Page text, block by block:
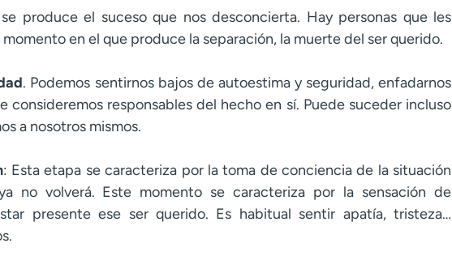
produce el suceso que nos desconcierta. Hay personas que les
momento en el que produce la separación, la muerte del ser querido.
. Podemos sentirnos bajos de autoestima y seguridad, enfadarnos
consideremos responsables del hecho en sí. Puede suceder incluso
a nosotros mismos.
: Esta etapa se caracteriza por la toma de conciencia de la situación
no volverá. Este momento se caracteriza por la sensación de
presente ese ser querido. Es habitual sentir apatía, tristeza…